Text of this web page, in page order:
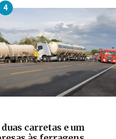
4
carretas e um